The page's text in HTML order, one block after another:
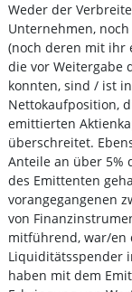
Weder der
Unternehmen,
(noch deren mit ihr
die vor Weitergabe
konnten, sind / ist
Nettokaufposition,
emittierten
überschreitet.
Anteile an über 5%
des Emittenten
vorangegangenen
von
mitführend, war/en
Liquiditätsspender
haben mit dem